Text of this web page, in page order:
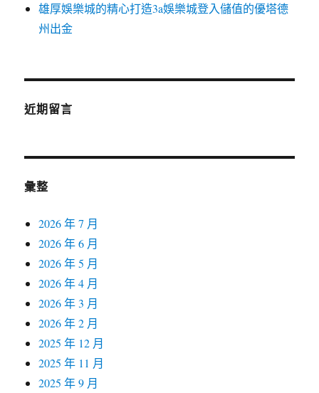
雄厚娛樂城的精心打造3a娛樂城登入儲值的優塔德
州出金
近期留言
彙整
2026 年 7 月
2026 年 6 月
2026 年 5 月
2026 年 4 月
2026 年 3 月
2026 年 2 月
2025 年 12 月
2025 年 11 月
2025 年 9 月